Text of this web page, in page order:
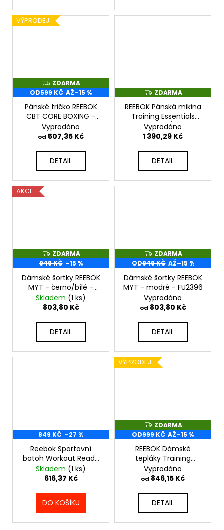
VÝPRODEJ
Z
D
A
R
M
A
ZDARMA
OD599 KČ AŽ–15 %
Pánské tričko REEBOK
CBT CORE BOXING -
černé - FT0122
Vyprodáno
od 507,35 Kč
DETAIL
Z
D
A
M
A
ZDARMA
REEBOK Pánská mikina
Training Essentials
FU3128
Vyprodáno
1 390,29 Kč
DETAIL
AKCE
Z
D
A
R
M
A
ZDARMA
949 KČ –15 %
Dámské šortky REEBOK
MYT - černo/bílé -
FU2404
Skladem (1 ks)
803,80 Kč
DETAIL
Z
D
A
R
M
A
ZDARMA
OD949 KČ AŽ–15 %
Dámské šortky REEBOK
MYT - modré - FU2396
Vyprodáno
od 803,80 Kč
DETAIL
849 KČ –27 %
Reebok Sportovní
batoh Workout Ready
Active Graphic -
modrý - GG6760
Skladem (1 ks)
616,37 Kč
DO KOŠÍKU
VÝPRODEJ
Z
D
A
R
M
A
ZDARMA
OD999 KČ AŽ–15 %
REEBOK Dámské
tepláky Training
Essentials Linear -
modré - FU2259
Vyprodáno
od 846,15 Kč
DETAIL